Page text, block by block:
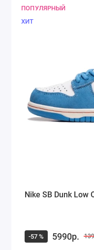
ПОПУЛЯРНЫЙ
ХИТ
Nike SB Dunk Low
-57 % 5990р.